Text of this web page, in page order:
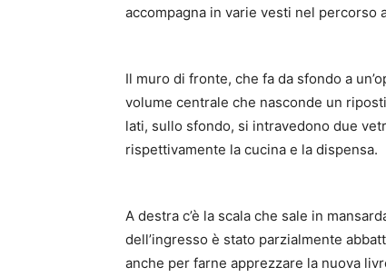
accompagna in varie vesti nel percorso
Il muro di fronte, che fa da sfondo a
volume centrale che nasconde un
lati, sullo sfondo, si intravedono due
rispettivamente la cucina e la dispensa.
A destra c’è la scala che sale in
dell’ingresso è stato parzialmente
anche per farne apprezzare la nuova